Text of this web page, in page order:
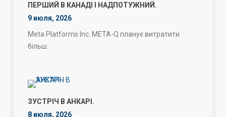
ПЕРШИЙ В КАНАДІ І НАДПОТУЖНИЙ.
9 июля, 2026
Meta Platforms Inc. META-Q планує витратити
більш
ЗУСТРІЧ В АНКАРІ.
8 июля, 2026